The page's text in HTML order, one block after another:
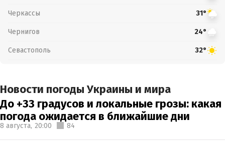
Черкассы 31°
Чернигов 24°
Севастополь 32°
Новости погоды Украины и мира
До +33 градусов и локальные грозы: какая
погода ожидается в ближайшие дни
8 августа, 20:00 84